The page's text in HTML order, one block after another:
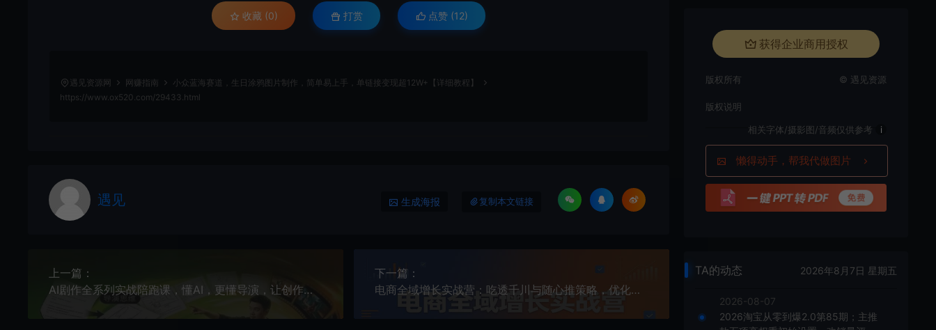
收藏 (0) 打赏 点赞 (12)
遇见资源网 网赚指南
小众蓝海赛道，生日涂鸦图片制作，简单易上手，单链接变现超12W+【详细教程】
https://www.ox520.com/29433.html
遇见 生成海报 复制本文链接
上一篇：
AI剧作全系列实战陪跑课，懂AI，更懂导演，让创作回归创意，把复杂留给AI，掌握降维打击的视频生产力
下一篇：
电商全域增长实战营：吃透千川与随心推策略，优化投产数据打造可复制直播体系
获得企业商用授权
版权所有 © 遇见资源
版权说明
相关字体/摄影图/音频仅供参考 i
懒得动手，帮我代做图片
TA的动态 2026年8月7日 星期五
2026-08-07
2026淘宝从零到爆2.0第85期；主推